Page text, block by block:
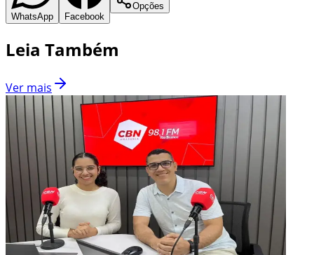
WhatsApp Facebook
Opções
Leia Também
Ver mais